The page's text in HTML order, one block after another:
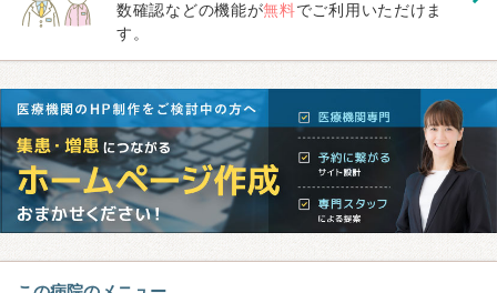
数確認などの機能が無料でご利用いただけま
す。